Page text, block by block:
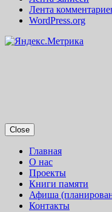
Лента
WordPress.org
Close
Главная
О нас
Проекты
Книги памяти
Афиша
Контакты